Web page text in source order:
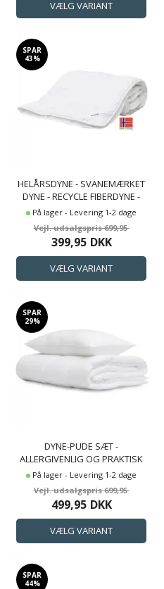
SPAR
43%
HELÅRSDYNE - SVANEMÆRKET
DYNE - RECYCLE FIBERDYNE -
NEPTUN FIBERDYNE FRA HØIE
OF SCANDINAVIA
På lager - Levering 1-2 dage
699,95
399,95 DKK
SPAR
29%
DYNE-PUDE SÆT -
ALLERGIVENLIG OG PRAKTISK
SOMMER FIBERDYNE OG PUDE
SCANDINAVIA
På lager - Levering 1-2 dage
699,95
499,95 DKK
SPAR
44%